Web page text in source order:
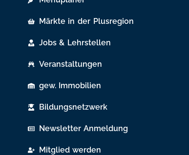
Märkte in der Plusregion
Jobs & Lehrstellen
Veranstaltungen
gew. Immobilien
Bildungsnetzwerk
Newsletter Anmeldung
Mitglied werden